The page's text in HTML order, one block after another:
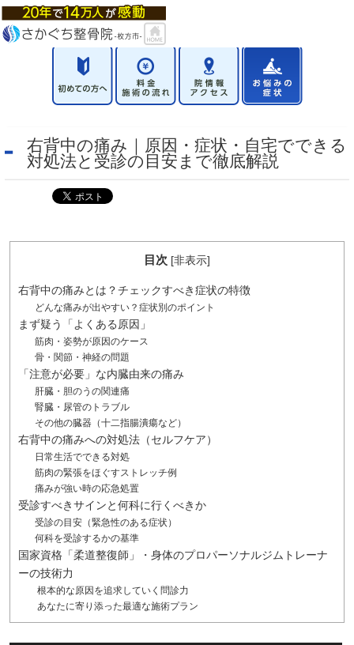
右背中の痛み｜原因・症状・自宅でできる
対処法と受診の目安まで徹底解説
目次 [非表示]
右背中の痛みとは？チェックすべき症状の特徴
どんな痛みが出やすい？症状別のポイント
まず疑う「よくある原因」
筋肉・姿勢が原因のケース
骨・関節・神経の問題
「注意が必要」な内臓由来の痛み
肝臓・胆のうの関連痛
腎臓・尿管のトラブル
その他の臓器（十二指腸潰瘍など）
右背中の痛みへの対処法（セルフケア）
日常生活でできる対処
筋肉の緊張をほぐすストレッチ例
痛みが強い時の応急処置
受診すべきサインと何科に行くべきか
受診の目安（緊急性のある症状）
何科を受診するかの基準
国家資格「柔道整復師」・身体のプロパーソナルジムトレーナ
ーの技術力
根本的な原因を追求していく問診力
あなたに寄り添った最適な施術プラン